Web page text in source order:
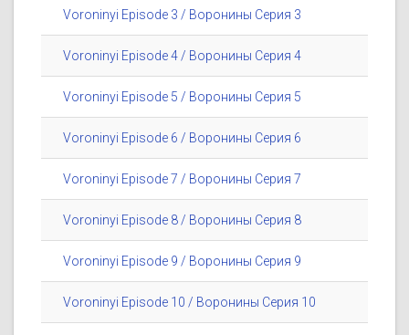
Voroninyi Episode 3 / Воронины Серия 3
Voroninyi Episode 4 / Воронины Серия 4
Voroninyi Episode 5 / Воронины Серия 5
Voroninyi Episode 6 / Воронины Серия 6
Voroninyi Episode 7 / Воронины Серия 7
Voroninyi Episode 8 / Воронины Серия 8
Voroninyi Episode 9 / Воронины Серия 9
Voroninyi Episode 10 / Воронины Серия 10